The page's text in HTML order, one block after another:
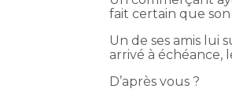
fait certain que
Un de ses amis lui
arrivé à échéance,
D’après vous ?